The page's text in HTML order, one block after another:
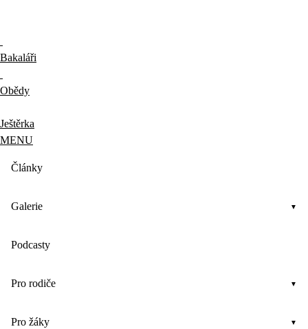
Bakaláři
Obědy
Ještěrka
MENU
Články
Galerie
Podcasty
Pro rodiče
Pro žáky